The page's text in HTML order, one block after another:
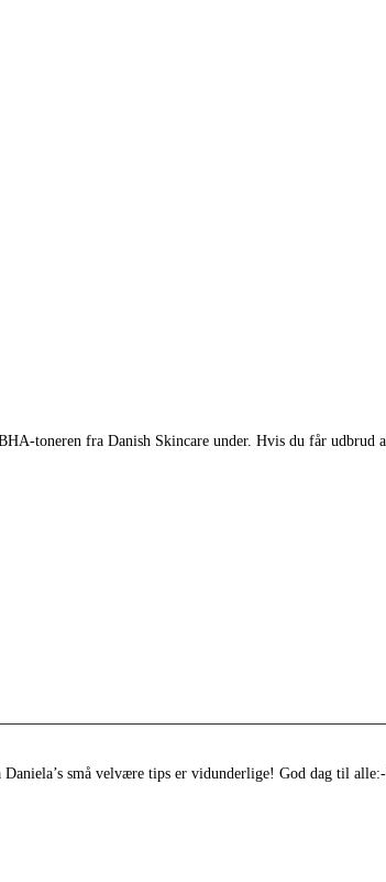
toneren fra Danish Skincare under. Hvis du får udbrud
små velvære tips er vidunderlige! God dag til